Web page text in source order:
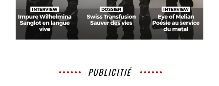
PUBLICITIÉ